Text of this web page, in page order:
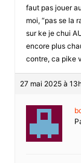
faut pas jouer
moi, “pas se la
sur ke je chui
encore plus
contre, ca pike
27 mai 2025 à